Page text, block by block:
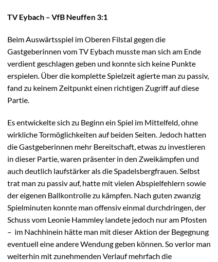
TV Eybach – VfB Neuffen 3:1
Beim Auswärtsspiel im Oberen Filstal gegen die
Gastgeberinnen vom TV Eybach musste man sich am Ende
verdient geschlagen geben und konnte sich keine Punkte
erspielen. Über die komplette Spielzeit agierte man zu passiv,
fand zu keinem Zeitpunkt einen richtigen Zugriff auf diese
Partie.
Es entwickelte sich zu Beginn ein Spiel im Mittelfeld, ohne
wirkliche Tormöglichkeiten auf beiden Seiten. Jedoch hatten
die Gastgeberinnen mehr Bereitschaft, etwas zu investieren
in dieser Partie, waren präsenter in den Zweikämpfen und
auch deutlich laufstärker als die Spadelsbergfrauen. Selbst
trat man zu passiv auf, hatte mit vielen Abspielfehlern sowie
der eigenen Ballkontrolle zu kämpfen. Nach guten zwanzig
Spielminuten konnte man offensiv einmal durchdringen, der
Schuss vom Leonie Hammley landete jedoch nur am Pfosten
– im Nachhinein hätte man mit dieser Aktion der Begegnung
eventuell eine andere Wendung geben können. So verlor man
weiterhin mit zunehmenden Verlauf mehrfach die